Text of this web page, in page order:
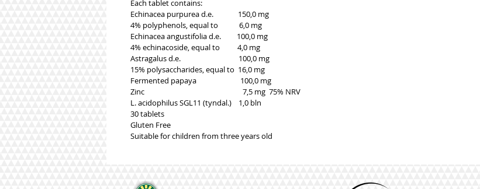
Each tablet contains:
Echinacea purpurea d.e. 150,0 mg
4% polyphenols, equal to 6,0 mg
Echinacea angustifolia d.e. 100,0 mg
4% echinacoside, equal to 4,0 mg
Astragalus d.e. 100,0 mg
15% polysaccharides, equal to 16,0 mg
Fermented papaya 100,0 mg
Zinc 7,5 mg 75% NRV
L. acidophilus SGL11 (tyndal.) 1,0 bln
30 tablets
Gluten Free
Suitable for children from three years old